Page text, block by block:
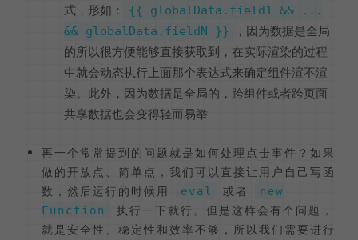
式，形如：
{{ globalData.field1 && ...
&& globalData.fieldN }}
，因为数据是全局
的所以很方便能够直接获取到，在实际渲染的过程
中就会动态执行上面那个表达式来确定组件渲不渲
染。此外，因为数据是全局的，跨组件或者跨页面
共享数据也会变得轻而易举
再一个常常提到的问题就是如何处理点击事件？如果
做的开放点、简单点，我们可以直接让用户自己写函
数，然后运行的时候用
eval 或者
new
Function
执行一下就行。但是这样会有个问题，
就是安全性、稳定性和效率不够，所以我们需要进行